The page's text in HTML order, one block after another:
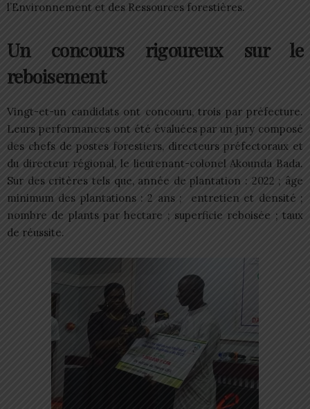
l’Environnement et des Ressources forestières.
Un concours rigoureux sur le
reboisement
Vingt-et-un candidats ont concouru, trois par préfecture.
Leurs performances ont été évaluées par un jury composé
des chefs de postes forestiers, directeurs préfectoraux et
du directeur régional, le lieutenant-colonel Akounda Bada.
Sur des critères tels que, année de plantation : 2022 ; âge
minimum des plantations : 2 ans ; entretien et densité ;
nombre de plants par hectare ; superficie reboisée ; taux
de réussite.